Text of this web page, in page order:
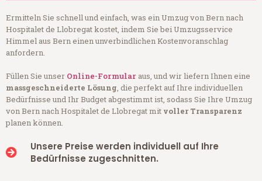
Ermitteln Sie schnell und einfach, was ein Umzug von Bern nach
Hospitalet de Llobregat kostet, indem Sie bei Umzugsservice
Himmel aus Bern einen unverbindlichen Kostenvoranschlag
anfordern.
Füllen Sie unser Online-Formular aus, und wir liefern Ihnen eine
massgeschneiderte Lösung, die perfekt auf Ihre individuellen
Bedürfnisse und Ihr Budget abgestimmt ist, sodass Sie Ihre Umzug
von Bern nach Hospitalet de Llobregat mit voller Transparenz
planen können.
Unsere Preise werden individuell auf Ihre
Bedürfnisse zugeschnitten.